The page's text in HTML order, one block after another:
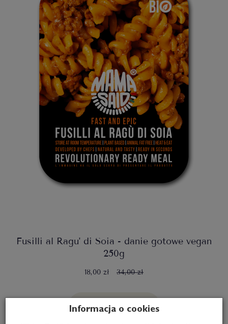
Fusilli al Ragu' di Soia - danie gotowe vegan
250g
18,00 zł 34,00 zł
Do koszyka
Informacja o cookies